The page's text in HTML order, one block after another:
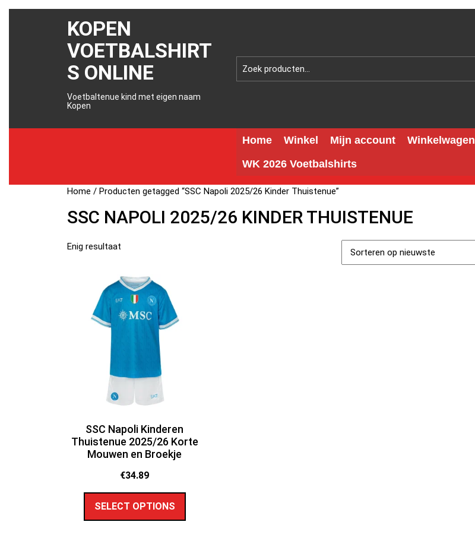
KOPEN
VOETBALSHIRT
S ONLINE
Voetbaltenue kind met eigen naam
Kopen
Home Winkel Mijn account Winkelwagen
WK 2026 Voetbalshirts
Home / Producten getagged “SSC Napoli 2025/26 Kinder Thuistenue”
SSC NAPOLI 2025/26 KINDER THUISTENUE
Enig resultaat
SSC Napoli Kinderen
Thuistenue 2025/26 Korte
Mouwen en Broekje
€34.89
SELECT OPTIONS